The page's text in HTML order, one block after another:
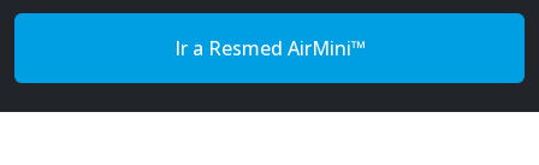
Ir a Resmed AirMini™